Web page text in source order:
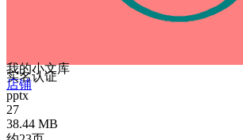
我的小文库
实名认证
店铺
pptx
27
38.44 MB